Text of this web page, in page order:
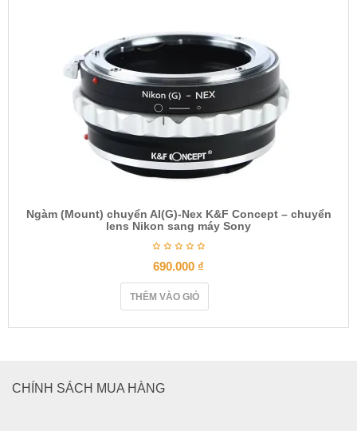
Ngàm (Mount) chuyển AI(G)-Nex K&F Concept – chuyển
lens Nikon sang máy Sony
690.000 ₫
THÊM VÀO GIỎ
CHÍNH SÁCH MUA HÀNG